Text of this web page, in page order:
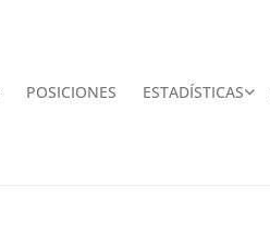
POSICIONES ESTADÍSTICAS